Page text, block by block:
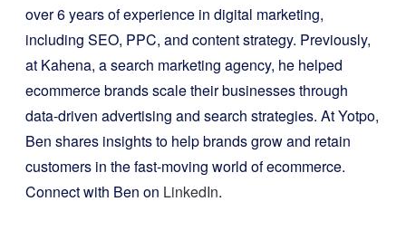
over 6 years of experience in digital marketing,
including SEO, PPC, and content strategy. Previously,
at Kahena, a search marketing agency, he helped
ecommerce brands scale their businesses through
data-driven advertising and search strategies. At Yotpo,
Ben shares insights to help brands grow and retain
customers in the fast-moving world of ecommerce.
Connect with Ben on LinkedIn.